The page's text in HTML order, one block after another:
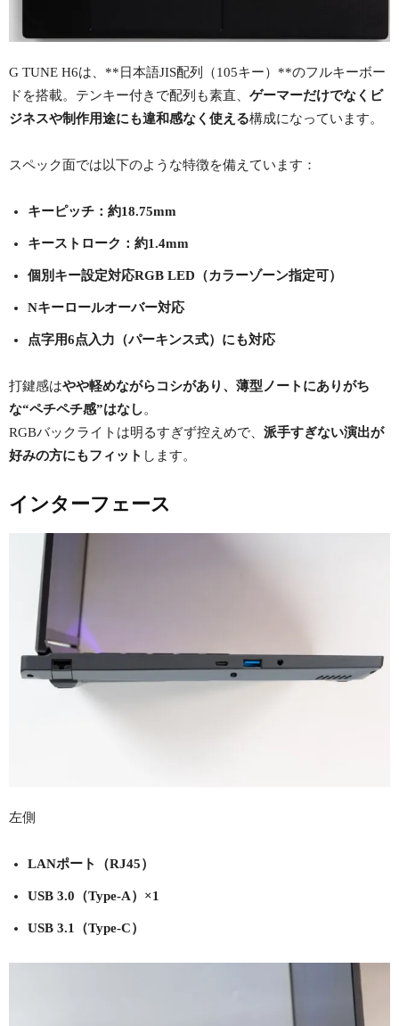
G TUNE H6は、**日本語JIS配列（105キー）**のフルキーボー
ドを搭載。テンキー付きで配列も素直、 ゲーマーだけでなくビ
ジネスや制作用途にも違和感なく使える構成になっています。
スペック面では以下のような特徴を備えています：
キーピッチ：約18.75mm
キーストローク：約1.4mm
個別キー設定対応RGB LED（カラーゾーン指定可）
Nキーロールオーバー対応
点字用6点入力（パーキンス式）にも対応
打鍵感はやや軽めながらコシがあり、薄型ノートにありがち
な“ペチペチ感”はなし。
RGBバックライトは明るすぎず控えめで、 派手すぎない演出が
好みの方にもフィット します。
インターフェース
左側
LANポート（RJ45）
USB 3.0（Type-A）×1
USB 3.1（Type-C）